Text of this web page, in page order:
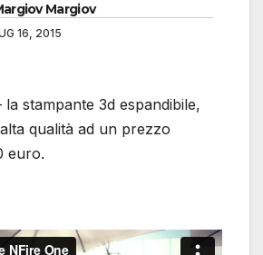
Margiov
16, 2015
stampante 3d espandibile,
qualità ad un prezzo
euro.